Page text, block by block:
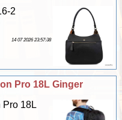
2
14 07 2026 23:57:38
Pro 18L Ginger
Pro 18L